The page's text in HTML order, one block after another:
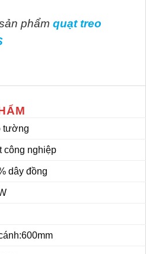
phẩm quạt treo
tường
công nghiệp
dây đồng